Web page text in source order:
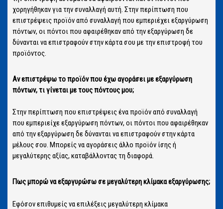
χορηγήθηκαν για την συναλλαγή αυτή. Στην περίπτωση που
επιστρέψεις προϊόν από συναλλαγή που εμπεριέχει εξαργύρωση
πόντων, οι πόντοι που αφαιρέθηκαν από την εξαργύρωση δε
δύνανται να επιστραφούν στην κάρτα σου με την επιστροφή του
προϊόντος.
Αν επιστρέψω το προϊόν που έχω αγοράσει με εξαργύρωση
πόντων, τι γίνεται με τους πόντους μου;
Στην περίπτωση που επιστρέψεις ένα προϊόν από συναλλαγή
που εμπεριείχε εξαργύρωση πόντων, οι πόντοι που αφαιρέθηκαν
από την εξαργύρωση δε δύνανται να επιστραφούν στην κάρτα
μέλους σου. Μπορείς να αγοράσεις άλλο προϊόν ίσης ή
μεγαλύτερης αξίας, καταβάλλοντας τη διαφορά.
Πως μπορώ να εξαργυρώσω σε μεγαλύτερη κλίμακα εξαργύρωσης;
Εφόσον επιθυμείς να επιλέξεις μεγαλύτερη κλίμακα